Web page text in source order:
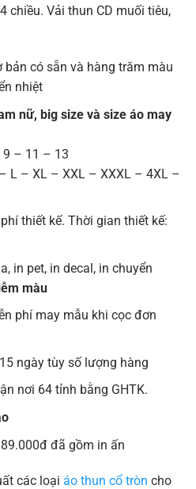
chiều. Vải thun CD muối tiêu,
bản có sẵn và hàng trăm màu
nhiệt
nữ, big size và size áo may
– 11 – 13
L – XL – XXL – XXXL – 4XL –
thiết kế. Thời gian thiết kế:
in pet, in decal, in chuyển
màu
phí may mẫu khi cọc đơn
ngày tùy số lượng hàng
nơi 64 tỉnh bằng GHTK.
đã gồm in ấn
các loại áo thun cổ tròn cho